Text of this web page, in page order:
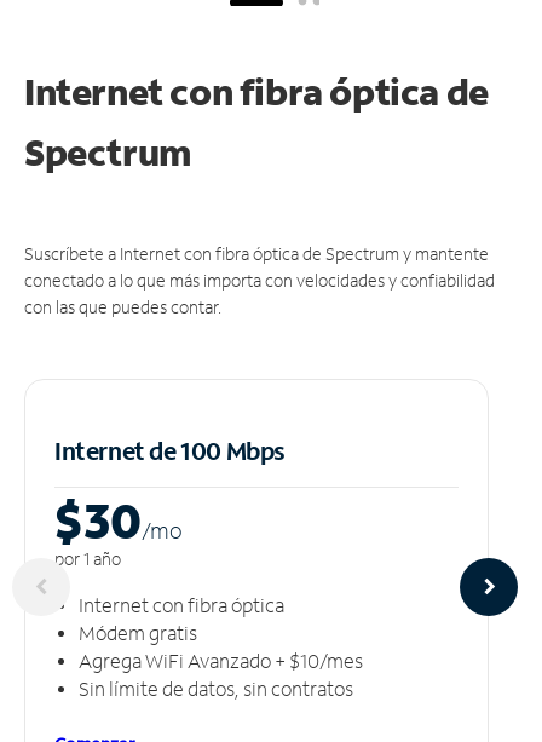
Internet con fibra óptica de
Spectrum
Suscríbete a Internet con fibra óptica de Spectrum y mantente
conectado a lo que más importa con velocidades y confiabilidad
con las que puedes contar.
Internet de 100 Mbps
$30/mo
por 1 año
Internet con fibra óptica
Módem gratis
Agrega WiFi Avanzado + $10/mes
Sin límite de datos, sin contratos